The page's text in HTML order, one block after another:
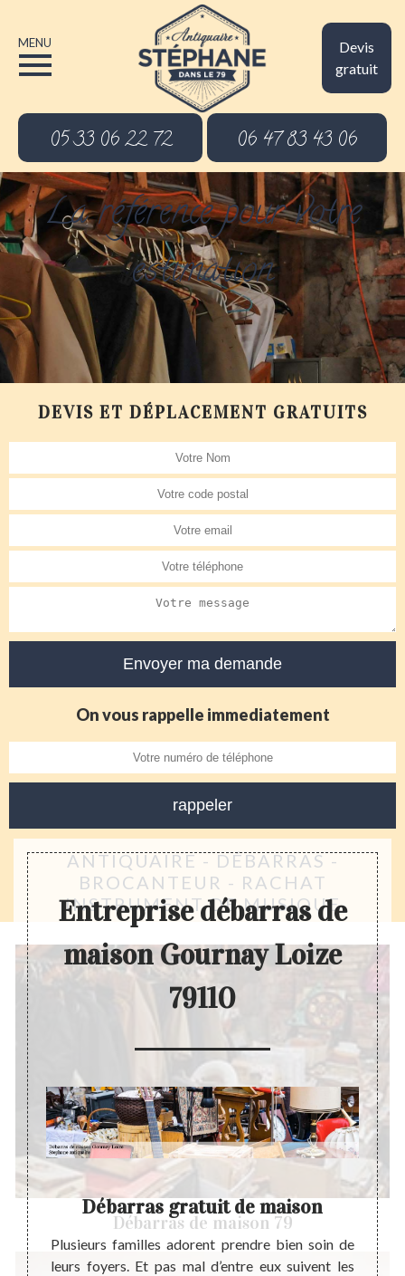
Devis
gratuit
MENU
05 33 06 22 72 06 47 83 43 06
La référence pour votre
estimation
DEVIS ET DÉPLACEMENT GRATUITS
On vous rappelle immediatement
ANTIQUAIRE - DÉBARRAS -
BROCANTEUR - RACHAT
INSTRUMENT DE MUSIQUE
Débarras de maison 79
Entreprise débarras de
maison Gournay Loize
79110
une
Débarras gratuit de maison
Plusieurs familles adorent prendre bien soin de
leurs foyers. Et pas mal d’entre eux suivent les
mise